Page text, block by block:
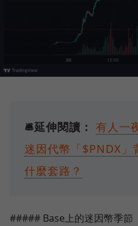
🛎️延伸閱讀： 有人一
迷因代幣「$PNDX」
什麼套路？
##### Base上的迷因幣季節